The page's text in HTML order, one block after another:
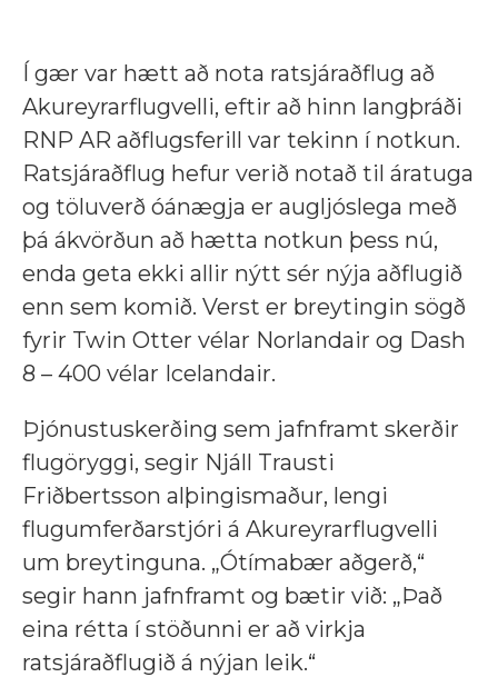
Í gær var hætt að nota ratsjáraðflug að
Akureyrarflugvelli, eftir að hinn langþráði
RNP AR aðflugsferill var tekinn í notkun.
Ratsjáraðflug hefur verið notað til áratuga
og töluverð óánægja er augljóslega með
þá ákvörðun að hætta notkun þess nú,
enda geta ekki allir nýtt sér nýja aðflugið
enn sem komið. Verst er breytingin sögð
fyrir Twin Otter vélar Norlandair og Dash
8 – 400 vélar Icelandair.
Þjónustuskerðing sem jafnframt skerðir
flugöryggi, segir Njáll Trausti
Friðbertsson alþingismaður, lengi
flugumferðarstjóri á Akureyrarflugvelli
um breytinguna. „Ótímabær aðgerð,“
segir hann jafnframt og bætir við: „Það
eina rétta í stöðunni er að virkja
ratsjáraðflugið á nýjan leik.“